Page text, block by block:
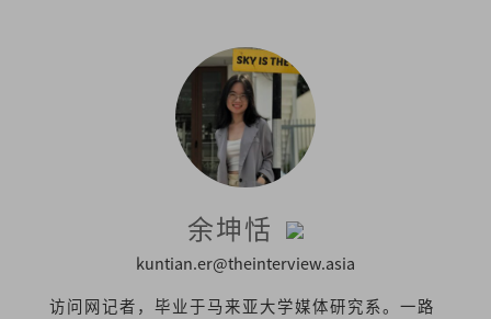
余坤恬
kuntian.er@theinterview.asia
访问网记者，毕业于马来亚大学媒体研究系。一路